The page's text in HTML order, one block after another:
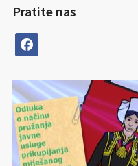
Pratite nas
facebook